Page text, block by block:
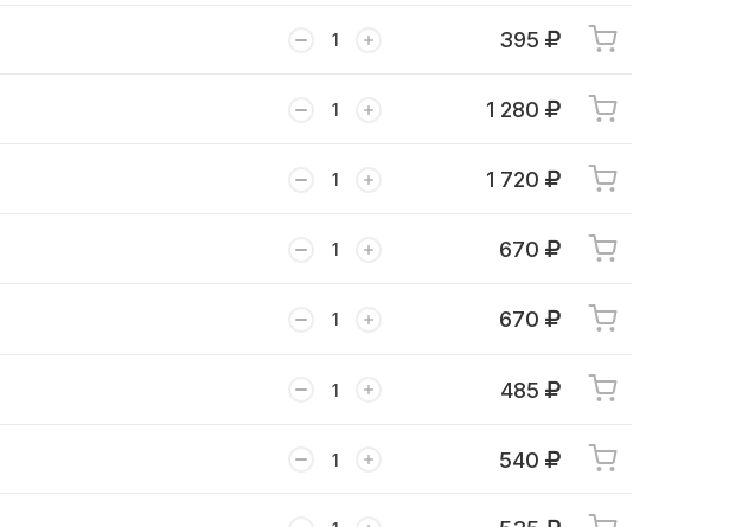
395
1 280
1 720
670
670
485
540